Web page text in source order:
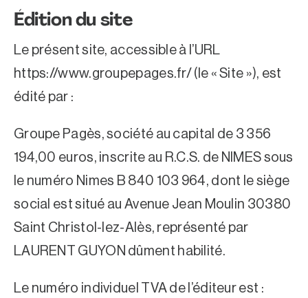
Édition du site
Le présent site, accessible à l’URL
https://www.groupepages.fr/ (le « Site »), est
édité par :
Groupe Pagès, société au capital de 3 356
194,00 euros, inscrite au R.C.S. de NIMES sous
le numéro Nimes B 840 103 964, dont le siège
social est situé au Avenue Jean Moulin 30380
Saint Christol-lez-Alès, représenté par
LAURENT GUYON dûment habilité.
Le numéro individuel TVA de l’éditeur est :